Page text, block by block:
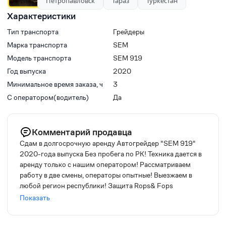
Характеристики
Тип транспорта
Грейдеры
Марка транспорта
SEM
Модель транспорта
SEM 919
Год выпуска
2020
Минимальное время заказа, ч
3
С оператором(водитель)
Да
Комментарий продавца
Сдам в долгосрочную аренду Автогрейдер "SEM 919"
2020-года выпуска Без пробега по РК! Техника дается в
аренду только с нашим оператором! Рассматриваем
работу в две смены, операторы опытные! Выезжаем в
любой регион республики! Защита Rops& Fops
интегрирована в кабину! (защита переворота кабины)
формула — 1х2х3 Габариты (мм) — 11100x2740x3360
Показать